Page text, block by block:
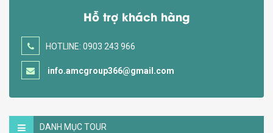
Hỗ trợ khách hàng
HOTLINE: 0903 243 966
info.amcgroup366@gmail.com
DANH MỤC TOUR